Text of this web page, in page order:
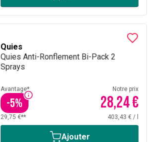
Quies
Quies Anti-Ronflement Bi-Pack 2
Sprays
Avantage*
-5%
Notre prix
28,24 €
29,75 €** 403,43 € /
Ajouter